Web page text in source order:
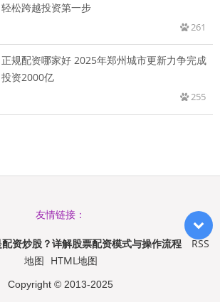
轻松跨越投资第一步
261
正规配资哪家好 2025年郑州城市更新力争完成
投资2000亿
255
友情链接：
资炒股？详解股票配资模式与操作流程
RSS
地图 HTML地图
Copyright © 2013-2025